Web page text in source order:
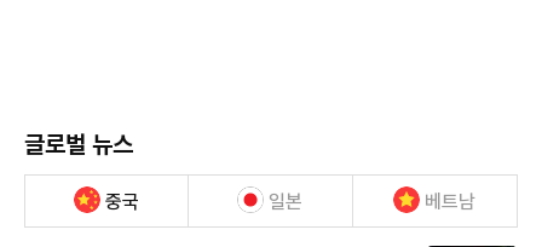
글로벌 뉴스
중국 일본 베트남